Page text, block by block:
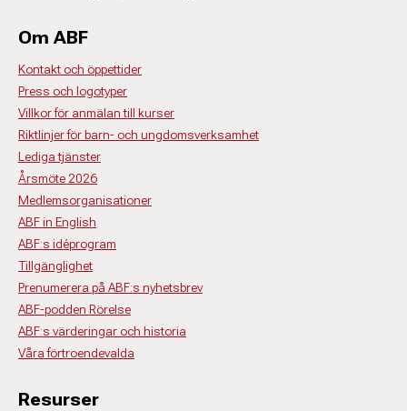
Om ABF
Kontakt och öppettider
Press och logotyper
Villkor för anmälan till kurser
Riktlinjer för barn- och ungdomsverksamhet
Lediga tjänster
Årsmöte 2026
Medlemsorganisationer
ABF in English
ABF:s idéprogram
Tillgänglighet
Prenumerera på ABF:s nyhetsbrev
ABF-podden Rörelse
ABF:s värderingar och historia
Våra förtroendevalda
Resurser